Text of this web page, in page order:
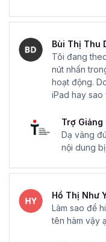
Bùi Thị Thu
Tôi đang
nút nhấn
hoạt động.
iPad hay sao
Trợ Giảng
Dạ vâng
nội dung
Hồ Thị Như
Làm sao để
tên hàm vậy ạ